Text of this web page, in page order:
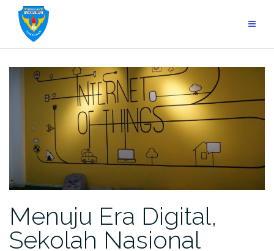
content
Menuju Era Digital,
Sekolah Nasional